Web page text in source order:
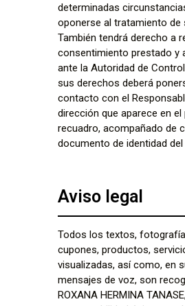
determinadas
oponerse al tratamiento de
También tendrá derecho a
consentimiento prestado y
ante la Autoridad de
sus derechos deberá
contacto con el
dirección que aparece en el
recuadro, acompañado de
documento de identidad
Aviso legal
Todos los textos,
cupones, productos,
visualizadas, así como, en
mensajes de voz, son
ROXANA HERMINA